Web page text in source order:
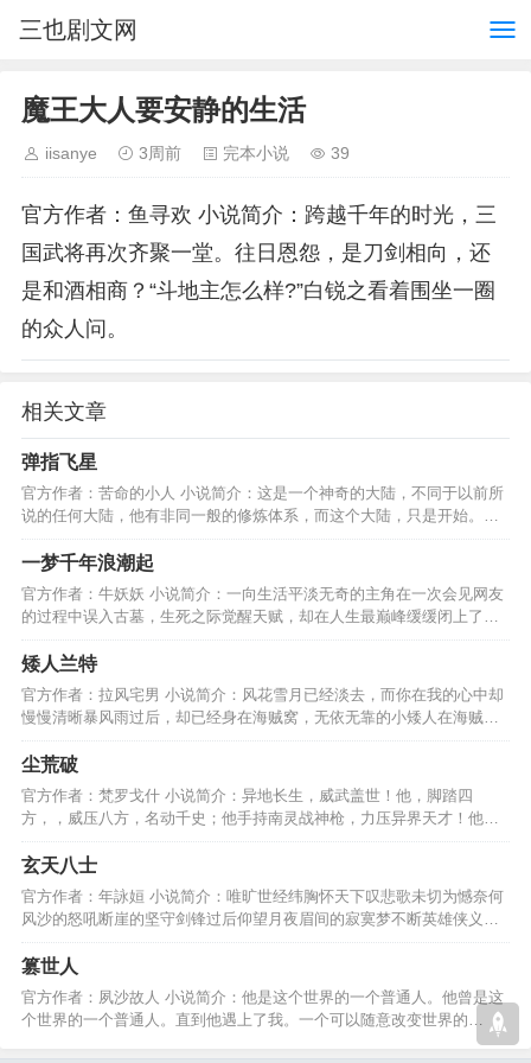
三也剧文网
魔王大人要安静的生活
iisanye 3周前 完本小说 39
官方作者：鱼寻欢 小说简介：跨越千年的时光，三
国武将再次齐聚一堂。往日恩怨，是刀剑相向，还
是和酒相商？“斗地主怎么样?”白锐之看着围坐一圈
的众人问。
相关文章
弹指飞星
官方作者：苦命的小人 小说简介：这是一个神奇的大陆，不同于以前所
说的任何大陆，他有非同一般的修炼体系，而这个大陆，只是开始。新
人新书，多多推荐哈。…
一梦千年浪潮起
官方作者：牛妖妖 小说简介：一向生活平淡无奇的主角在一次会见网友
的过程中误入古墓，生死之际觉醒天赋，却在人生最巅峰缓缓闭上了双
眼，一切都结束了吗？…
矮人兰特
官方作者：拉风宅男 小说简介：风花雪月已经淡去，而你在我的心中却
慢慢清晰暴风雨过后，却已经身在海贼窝，无依无靠的小矮人在海贼窝
里开始自己的冒险。。。…
尘荒破
官方作者：梵罗戈什 小说简介：异地长生，威武盖世！他，脚踏四
方，，威压八方，名动千史；他手持南灵战神枪，力压异界天才！他指
着苍天大号：且看我破尘荒！…
玄天八士
官方作者：年詠姮 小说简介：唯旷世经纬胸怀天下叹悲歌未切为憾奈何
风沙的怒吼断崖的坚守剑锋过后仰望月夜眉间的寂寞梦不断英雄侠义柔
肠音未绝纵马置身疆场…
篡世人
官方作者：夙沙故人 小说简介：他是这个世界的一个普通人。他曾是这
个世界的一个普通人。直到他遇上了我。一个可以随意改变世界的